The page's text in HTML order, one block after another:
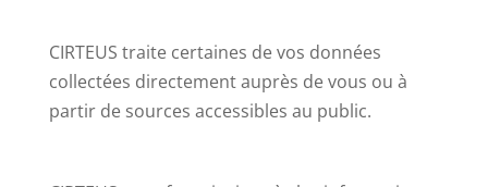
CIRTEUS traite certaines de vos données
collectées directement auprès de vous ou à
partir de sources accessibles au public.